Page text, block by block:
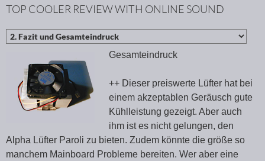
TOP COOLER REVIEW WITH ONLINE SOUND
Gesamteindruck
++ Dieser preiswerte Lüfter hat bei
einem akzeptablen Geräusch gute
Kühlleistung gezeigt. Aber auch
ihm ist es nicht gelungen, den
Alpha Lüfter Paroli zu bieten. Zudem könnte die größe so
manchem Mainboard Probleme bereiten. Wer aber eine